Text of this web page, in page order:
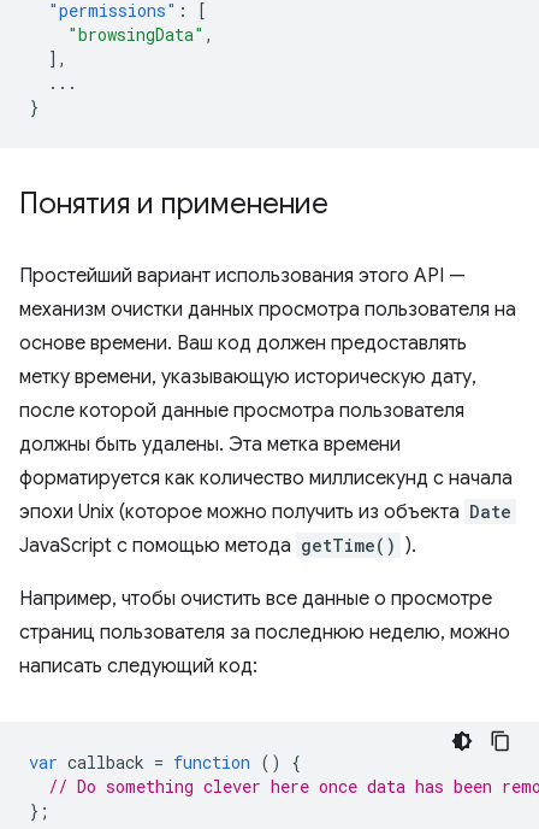
"permissions" :
[
"browsingData" ,
],
...
}
Понятия и применение
Простейший вариант использования этого API —
механизм очистки данных просмотра пользователя на
основе времени. Ваш код должен предоставлять
метку времени, указывающую историческую дату,
после которой данные просмотра пользователя
должны быть удалены. Эта метка времени
форматируется как количество миллисекунд с начала
эпохи Unix (которое можно получить из объекта Date
JavaScript с помощью метода getTime() ).
Например, чтобы очистить все данные о просмотре
страниц пользователя за последнюю неделю, можно
написать следующий код:
var callback = function ()
{
// Do something clever here once data has been
};